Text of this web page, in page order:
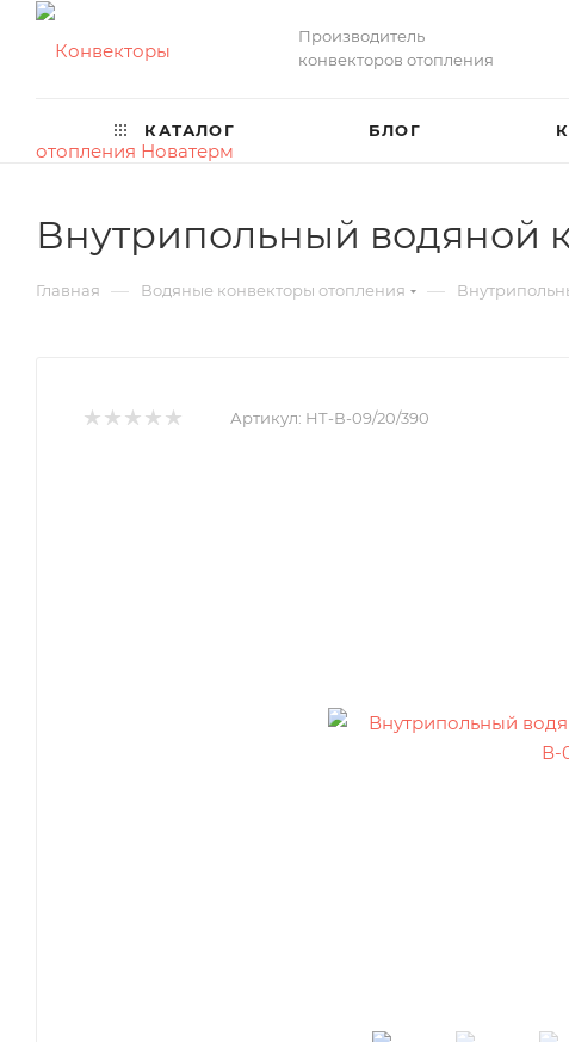
Производитель
конвекторов отопления
КАТАЛОГ БЛОГ
Внутрипольный водяной
Главная — Водяные конвекторы отопления —
Артикул: НТ-В-09/20/390